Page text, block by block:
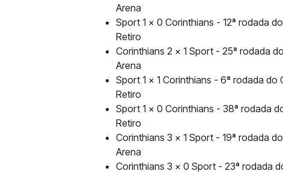
Arena
Sport 1 x 0 Corinthians - 12ª rodada
Retiro
Corinthians 2 x 1 Sport - 25ª rodada
Arena
Sport 1 x 1 Corinthians - 6ª rodada
Retiro
Sport 1 x 0 Corinthians - 38ª rodada
Retiro
Corinthians 3 x 1 Sport - 19ª rodada
Arena
Corinthians 3 x 0 Sport - 23ª rodada